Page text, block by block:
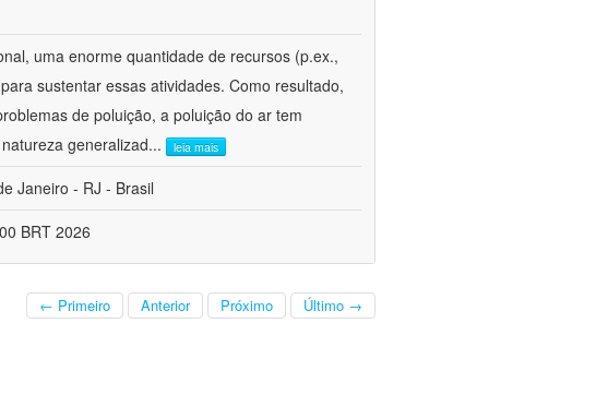
uma enorme quantidade de recursos (p.ex.,
sustentar essas atividades. Como resultado,
de poluição, a poluição do ar tem
generalizad... leia mais
Janeiro - RJ - Brasil
BRT 2026
← Primeiro Anterior Próximo Último →